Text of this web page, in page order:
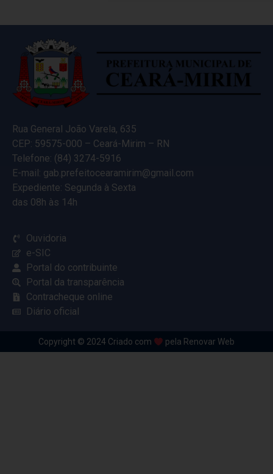
Rua General João Varela, 635
CEP: 59575-000 – Ceará-Mirim – RN
Telefone: (84) 3274-5916
E-mail: gab.prefeitocearamirim@gmail.com
Expediente: Segunda à Sexta
das 08h às 14h
Ouvidoria
e-SIC
Portal do contribuinte
Portal da transparência
Contracheque online
Diário oficial
Copyright © 2024 Criado com pela Renovar Web